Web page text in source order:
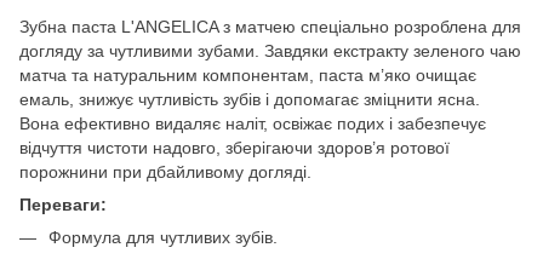
Зубна паста L'ANGELICA з матчею спеціально розроблена для
догляду за чутливими зубами. Завдяки екстракту зеленого чаю
матча та натуральним компонентам, паста м’яко очищає
емаль, знижує чутливість зубів і допомагає зміцнити ясна.
Вона ефективно видаляє наліт, освіжає подих і забезпечує
відчуття чистоти надовго, зберігаючи здоров’я ротової
порожнини при дбайливому догляді.
Переваги:
Формула для чутливих зубів.